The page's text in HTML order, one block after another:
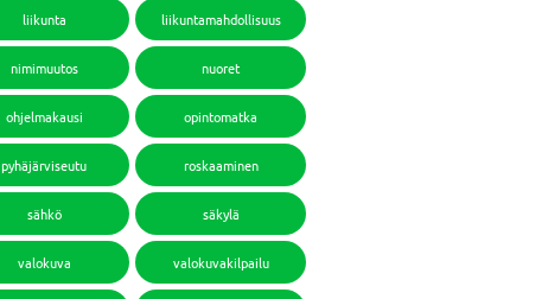
liikunta liikuntamahdollisuus
nimimuutos nuoret
ohjelmakausi opintomatka
pyhäjärviseutu roskaaminen
sähkö säkylä
valokuva valokuvakilpailu